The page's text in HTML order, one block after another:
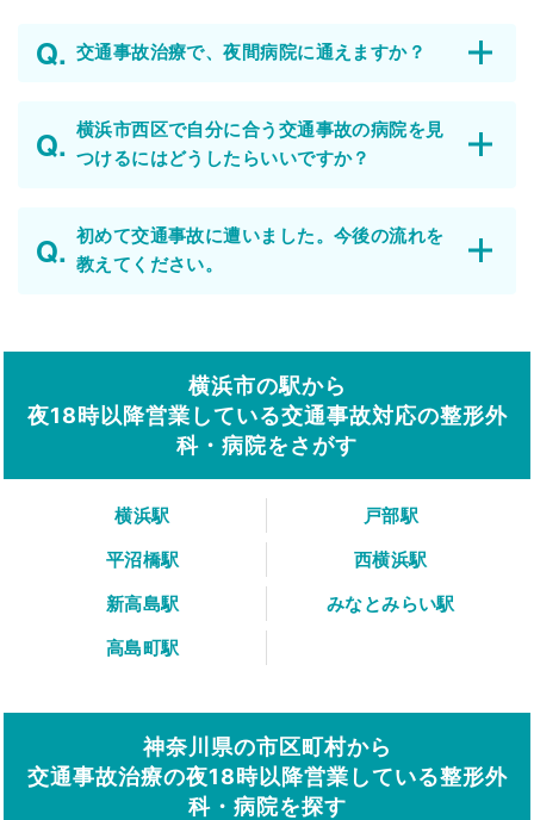
交通事故治療で、夜間病院に通えますか？
横浜市西区で自分に合う交通事故の病院を見
つけるにはどうしたらいいですか？
初めて交通事故に遭いました。今後の流れを
教えてください。
横浜市の駅から
夜18時以降営業している交通事故対応の整形外
科・病院をさがす
横浜駅
戸部駅
平沼橋駅
西横浜駅
新高島駅
みなとみらい駅
高島町駅
神奈川県の市区町村から
交通事故治療の夜18時以降営業している整形外
科・病院を探す